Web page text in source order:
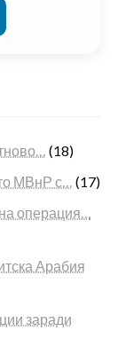
(18)
МВнР с… (17)
операция…
Арабия
заради